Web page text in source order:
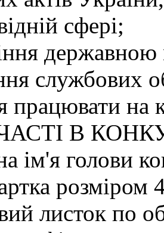
сфері;
державною
службових
працювати на
В
ім'я голови
розміром
листок по